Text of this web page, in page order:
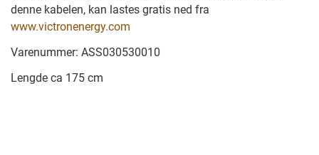
denne kabelen, kan lastes gratis ned fra
www.victronenergy.com
Varenummer: ASS030530010
Lengde ca 175 cm